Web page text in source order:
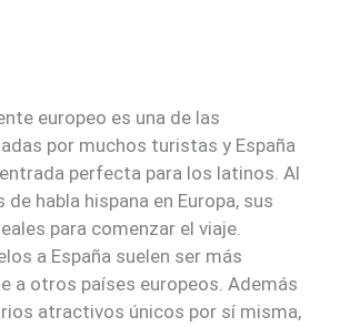
europeo es una de las
por muchos turistas y España
perfecta para los latinos. Al
de habla hispana en Europa, sus
para comenzar el viaje.
a España suelen ser más
a otros países europeos. Además
atractivos únicos por sí misma,